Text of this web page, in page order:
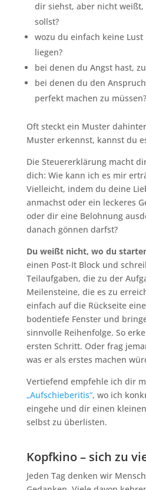
dir siehst, aber nicht weißt,
sollst?
wozu du einfach keine
liegen?
bei denen du Angst hast,
bei denen du den
perfekt machen zu müssen?
Oft steckt ein Muster
Muster erkennst, kannst du
Die Steuererklärung macht
dich: Wie kann ich es mir
Vielleicht, indem du deine
anmachst oder ein leckeres
oder dir eine Belohnung
danach gönnen darfst?
Du weißt nicht, wo du
einen Post-It Block und
Teilaufgaben, die zu der
Meilensteine, die es zu
einfach auf die Rückseite
bodentiefe Fenster und
sinnvolle Reihenfolge. So
ersten Schritt. Oder frag
was er als erstes machen
Vertiefend empfehle ich dir
„Aufschieberitis“, wo ich
eingehe und dir einen
selbst zu überlisten.
Kopfkino – sich zu
Jeden Tag denken wir